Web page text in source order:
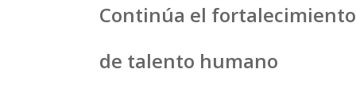
Continúa el fortalecimiento
de talento humano